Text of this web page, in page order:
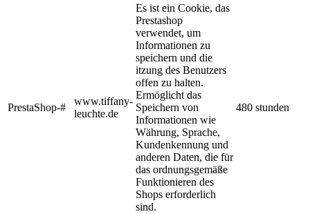
PrestaShop-#
www.tiffany-
leuchte.de
Es ist ein Cookie, das
Prestashop
verwendet, um
Informationen zu
speichern und die
itzung des Benutzers
offen zu halten.
Ermöglicht das
Speichern von
Informationen wie
Währung, Sprache,
Kundenkennung und
anderen Daten, die für
das ordnungsgemäße
Funktionieren des
Shops erforderlich
sind.
480 stunden